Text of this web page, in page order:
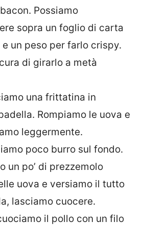
Possiamo
sopra un foglio di carta
un peso per farlo crispy.
di girarlo a metà
una frittatina in
Rompiamo le uova e
leggermente.
poco burro sul fondo.
un po’ di prezzemolo
uova e versiamo il tutto
lasciamo cuocere.
il pollo con un filo